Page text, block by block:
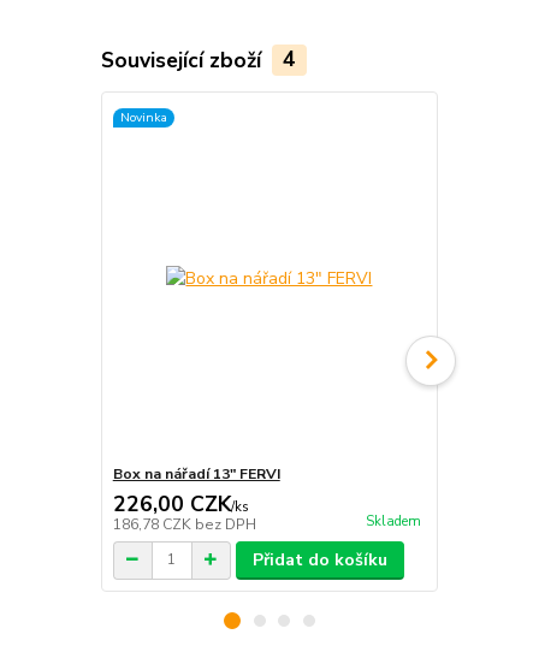
Související zboží 4
Novinka
Box na nářadí 13" FERVI
226,00 CZK/ks
186,78 CZK bez DPH Skladem
Přidat do košíku